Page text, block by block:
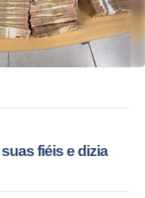
fiéis e dizia